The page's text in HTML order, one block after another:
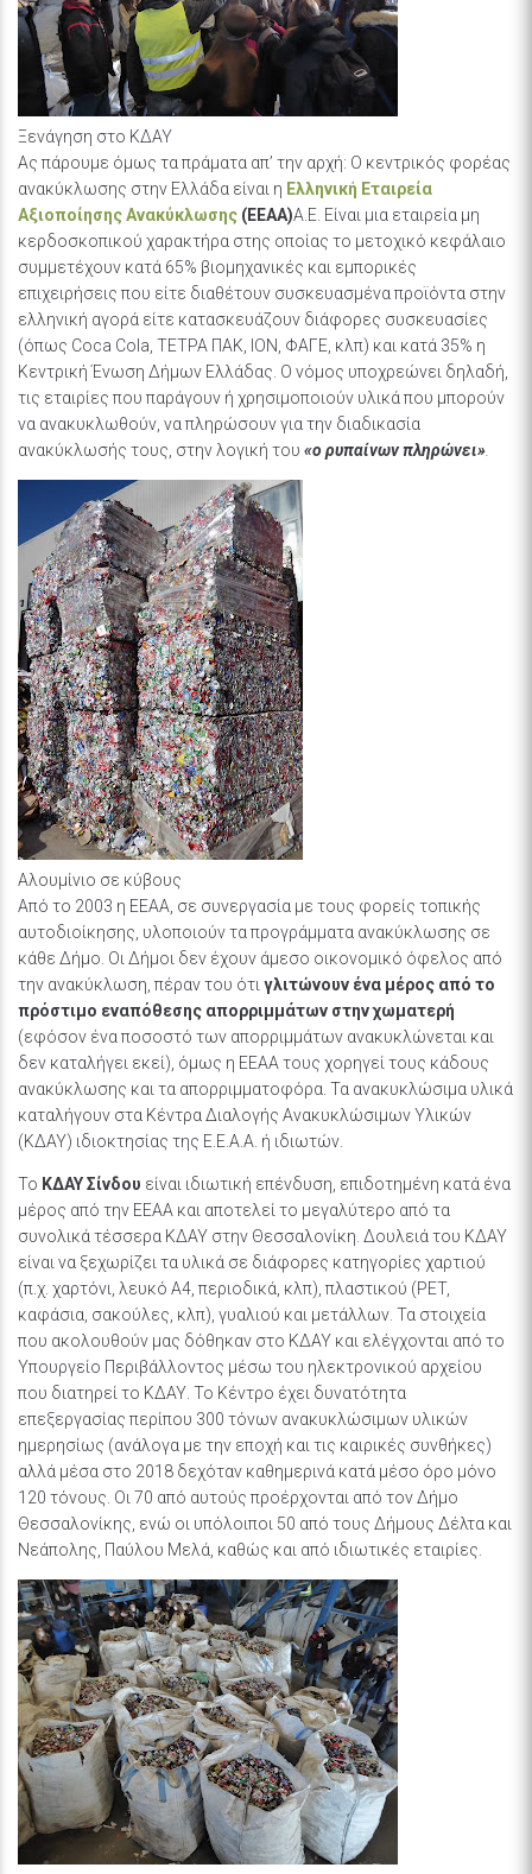
Ξενάγηση στο ΚΔΑΥ
Ας πάρουμε όμως τα πράματα απ’ την αρχή: Ο κεντρικός φορέας
ανακύκλωσης στην Ελλάδα είναι η Ελληνική Εταιρεία
Αξιοποίησης Ανακύκλωσης (EEAA)Α.Ε. Είναι μια εταιρεία μη
κερδοσκοπικού χαρακτήρα στης οποίας το μετοχικό κεφάλαιο
συμμετέχουν κατά 65% βιομηχανικές και εμπορικές
επιχειρήσεις που είτε διαθέτουν συσκευασμένα προϊόντα στην
ελληνική αγορά είτε κατασκευάζουν διάφορες συσκευασίες
(όπως Coca Cola, ΤΕΤΡΑ ΠΑΚ, ΙΟΝ, ΦΑΓΕ, κλπ) και κατά 35% η
Κεντρική Ένωση Δήμων Ελλάδας. Ο νόμος υποχρεώνει δηλαδή,
τις εταιρίες που παράγουν ή χρησιμοποιούν υλικά που μπορούν
να ανακυκλωθούν, να πληρώσουν για την διαδικασία
ανακύκλωσής τους, στην λογική του «ο ρυπαίνων πληρώνει».
Αλουμίνιο σε κύβους
Από το 2003 η ΕΕΑΑ, σε συνεργασία με τους φορείς τοπικής
αυτοδιοίκησης, υλοποιούν τα προγράμματα ανακύκλωσης σε
κάθε Δήμο. Οι Δήμοι δεν έχουν άμεσο οικονομικό όφελος από
την ανακύκλωση, πέραν του ότιγλιτώνουν ένα μέρος από το
πρόστιμο εναπόθεσης απορριμμάτων στην χωματερή
(εφόσον ένα ποσοστό των απορριμμάτων ανακυκλώνεται και
δεν καταλήγει εκεί), όμως η ΕΕΑΑ τους χορηγεί τους κάδους
ανακύκλωσης και τα απορριμματοφόρα. Τα ανακυκλώσιμα υλικά
καταλήγουν στα Κέντρα Διαλογής Ανακυκλώσιμων Υλικών
(ΚΔΑΥ) ιδιοκτησίας της Ε.Ε.Α.Α. ή ιδιωτών.
Το ΚΔΑΥ Σίνδου είναι ιδιωτική επένδυση, επιδοτημένη κατά ένα
μέρος από την ΕΕΑΑ και αποτελεί το μεγαλύτερο από τα
συνολικά τέσσερα ΚΔΑΥ στην Θεσσαλονίκη. Δουλειά του ΚΔΑΥ
είναι να ξεχωρίζει τα υλικά σε διάφορες κατηγορίες χαρτιού
(π.χ. χαρτόνι, λευκό Α4, περιοδικά, κλπ), πλαστικού (PET,
καφάσια, σακούλες, κλπ), γυαλιού και μετάλλων. Τα στοιχεία
που ακολουθούν μας δόθηκαν στο ΚΔΑΥ και ελέγχονται από το
Υπουργείο Περιβάλλοντος μέσω του ηλεκτρονικού αρχείου
που διατηρεί το ΚΔΑΥ. Το Κέντρο έχει δυνατότητα
επεξεργασίας περίπου 300 τόνων ανακυκλώσιμων υλικών
ημερησίως (ανάλογα με την εποχή και τις καιρικές συνθήκες)
αλλά μέσα στο 2018 δεχόταν καθημερινά κατά μέσο όρο μόνο
120 τόνους. Οι 70 από αυτούς προέρχονται από τον Δήμο
Θεσσαλονίκης, ενώ οι υπόλοιποι 50 από τους Δήμους Δέλτα και
Νεάπολης, Παύλου Μελά, καθώς και από ιδιωτικές εταιρίες.